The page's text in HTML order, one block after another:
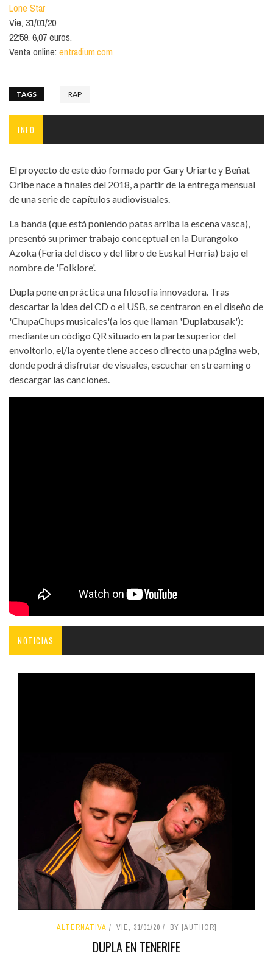
Lone Star
Vie, 31/01/20
22:59. 6,07 euros.
Venta online: entradium.com
TAGS RAP
INFO
El proyecto de este dúo formado por Gary Uriarte y Beñat
Oribe nace a finales del 2018, a partir de la entrega mensual
de una serie de capítulos audiovisuales.
La banda (que está poniendo patas arriba la escena vasca),
presentó su primer trabajo conceptual en la Durangoko
Azoka (Feria del disco y del libro de Euskal Herria) bajo el
nombre de 'Folklore'.
Dupla pone en práctica una filosofía innovadora. Tras
descartar la idea del CD o el USB, se centraron en el diseño de
'ChupaChups musicales'(a los que llaman 'Duplatxusak'):
mediante un código QR situado en la parte superior del
envoltorio, el/la oyente tiene acceso directo una página web,
donde podrá disfrutar de visuales, escuchar en streaming o
descargar las canciones.
NOTICIAS
ALTERNATIVA VIE, 31/01/20 BY [AUTHOR]
DUPLA EN TENERIFE